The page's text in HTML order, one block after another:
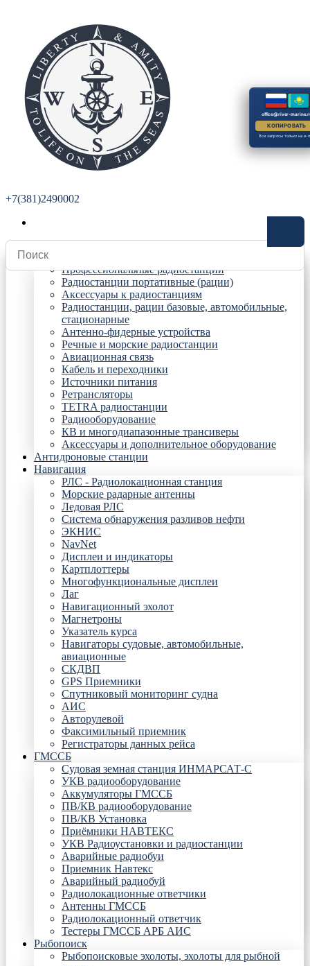
+7(381)2490002
Радиостанции
Профессиональные радиостанции
Радиостанции портативные (рации)
Аксессуары к радиостанциям
Радиостанции, рации базовые, автомобильные,
стационарные
Антенно-фидерные устройства
Речные и морские радиостанции
Авиационная связь
Кабель и переходники
Источники питания
Ретрансляторы
TETRA радиостанции
Радиооборудование
КВ и многодиапазонные трансиверы
Аксессуары и дополнительное оборудование
Антидроновые станции
Навигация
РЛС - Радиолокационная станция
Морские радарные антенны
Ледовая РЛС
Система обнаружения разливов нефти
ЭКНИС
NavNet
Дисплеи и индикаторы
Картплоттеры
Многофункциональные дисплеи
Лаг
Навигационный эхолот
Магнетроны
Указатель курса
Навигаторы судовые, автомобильные,
авиационные
СКДВП
GPS Приемники
Спутниковый мониторинг судна
АИС
Авторулевой
Факсимильный приемник
Регистраторы данных рейса
ГМССБ
Судовая земная станция ИНМАРСАТ-С
УКВ радиооборудование
Аккумуляторы ГМССБ
ПВ/КВ радиооборудование
ПВ/КВ Установка
Приёмники НАВТЕКС
УКВ Радиоустановки и радиостанции
Аварийные радиобуи
Приемник Навтекс
Аварийный радиобуй
Радиолокационные ответчики
Антенны ГМССБ
Радиолокационный ответчик
Тестеры ГМССБ АРБ АИС
Рыбопоиск
Рыбопоисковые эхолоты, эхолоты для рыбной
office@river-
КОПИРОВАТЬ
Все запросы только на e-